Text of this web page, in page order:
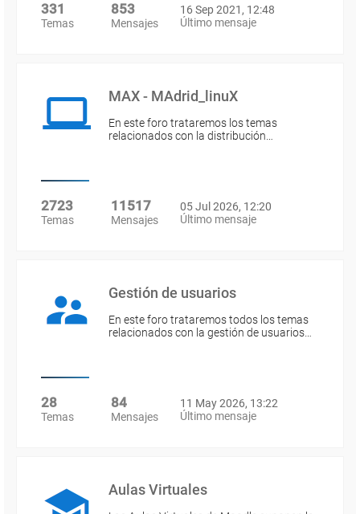
331
Temas
853
Mensajes
16 Sep 2021, 12:48
Último mensaje
MAX - MAdrid_linuX
En este foro trataremos los temas
relacionados con la distribución…
2723
Temas
11517
Mensajes
05 Jul 2026, 12:20
Último mensaje
Gestión de usuarios
En este foro trataremos todos los temas
relacionados con la gestión de usuarios…
28
Temas
84
Mensajes
11 May 2026, 13:22
Último mensaje
Aulas Virtuales